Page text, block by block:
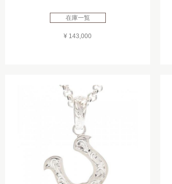
在庫一覧
¥ 143,000